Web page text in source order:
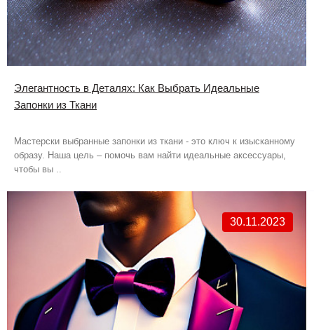
Элегантность в Деталях: Как Выбрать Идеальные
Запонки из Ткани
Мастерски выбранные запонки из ткани - это ключ к изысканному
образу. Наша цель – помочь вам найти идеальные аксессуары,
чтобы вы ..
30.11.2023